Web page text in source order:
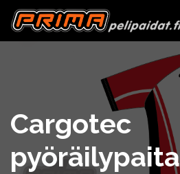
Cargotec
pyöräilypaita